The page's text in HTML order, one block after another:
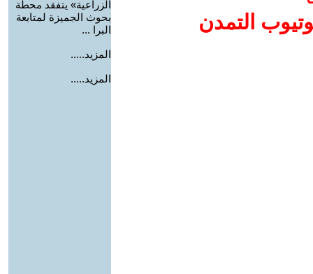
التمدن
الزراعية» يتفقد محطة
بحوث الجميزة لمتابعة
البرا ...
المزيد.....
المزيد.....